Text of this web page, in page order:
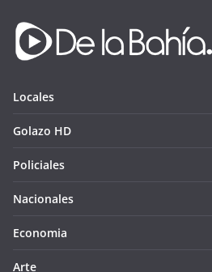
Locales
Golazo HD
Policiales
Nacionales
Economia
Arte